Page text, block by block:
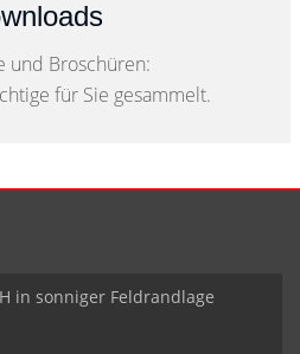
und Broschüren:
für Sie gesammelt.
in sonniger Feldrandlage